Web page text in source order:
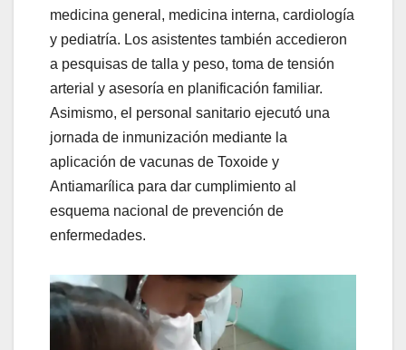
medicina general, medicina interna, cardiología
y pediatría. Los asistentes también accedieron
a pesquisas de talla y peso, toma de tensión
arterial y asesoría en planificación familiar.
Asimismo, el personal sanitario ejecutó una
jornada de inmunización mediante la
aplicación de vacunas de Toxoide y
Antiamarílica para dar cumplimiento al
esquema nacional de prevención de
enfermedades.